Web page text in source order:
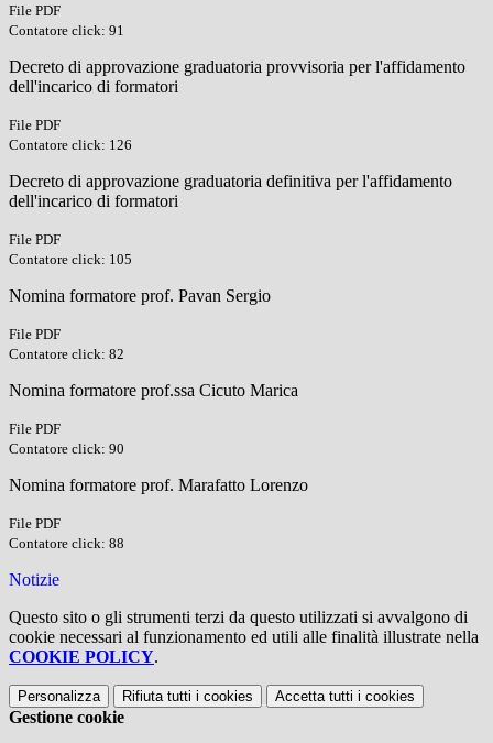
File PDF
Contatore click: 91
Decreto di approvazione graduatoria provvisoria per l'affidamento
dell'incarico di formatori
File PDF
Contatore click: 126
Decreto di approvazione graduatoria definitiva per l'affidamento
dell'incarico di formatori
File PDF
Contatore click: 105
Nomina formatore prof. Pavan Sergio
File PDF
Contatore click: 82
Nomina formatore prof.ssa Cicuto Marica
File PDF
Contatore click: 90
Nomina formatore prof. Marafatto Lorenzo
File PDF
Contatore click: 88
Notizie
Questo sito o gli strumenti terzi da questo utilizzati si avvalgono di
cookie necessari al funzionamento ed utili alle finalità illustrate nella
COOKIE POLICY.
Personalizza Rifiuta tutti i cookies Accetta tutti i cookies
Gestione cookie